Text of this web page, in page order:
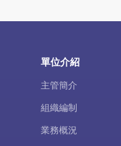
單位介紹
主管簡介
組織編制
業務概況